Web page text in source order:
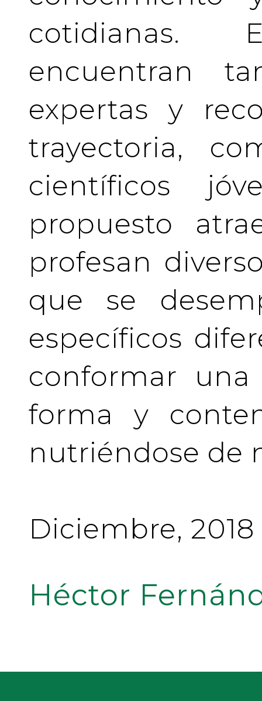
encuentran
expertas y
trayectoria,
científicos
propuesto
profesan
que se
específicos
conformar
forma y
nutriéndose de
Diciembre, 2018
Héctor